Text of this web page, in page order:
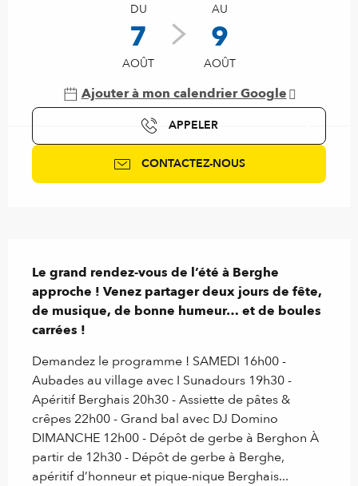
DU
7
AOÛT
AU
9
AOÛT
Ajouter à mon calendrier Google
APPELER
CONTACTEZ-NOUS
Le grand rendez-vous de l’été à Berghe
approche ! Venez partager deux jours de fête,
de musique, de bonne humeur… et de boules
carrées !
Demandez le programme ! SAMEDI 16h00 -
Aubades au village avec I Sunadours 19h30 -
Apéritif Berghais 20h30 - Assiette de pâtes &
crêpes 22h00 - Grand bal avec DJ Domino
DIMANCHE 12h00 - Dépôt de gerbe à Berghon À
partir de 12h30 - Dépôt de gerbe à Berghe,
apéritif d’honneur et pique-nique Berghais...